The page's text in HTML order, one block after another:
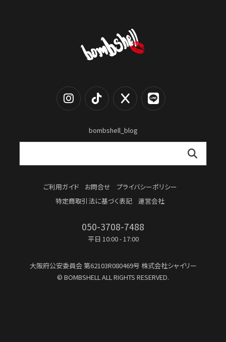
bombshell_blog
ご利用ガイド お問合せ
プライバシーポリシー
特定商取引法に基づく表記
運営会社
050-3708-7488
平日 10:00 - 17:00
大阪府公安委員会第62103R080469号 株式会社シャイリー
© BOMBSHELL ALL RIGHTS RESERVED.